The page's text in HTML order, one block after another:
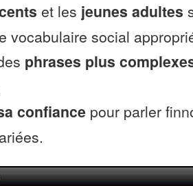
et les jeunes adultes
vocabulaire social
phrases plus
confiance pour parler